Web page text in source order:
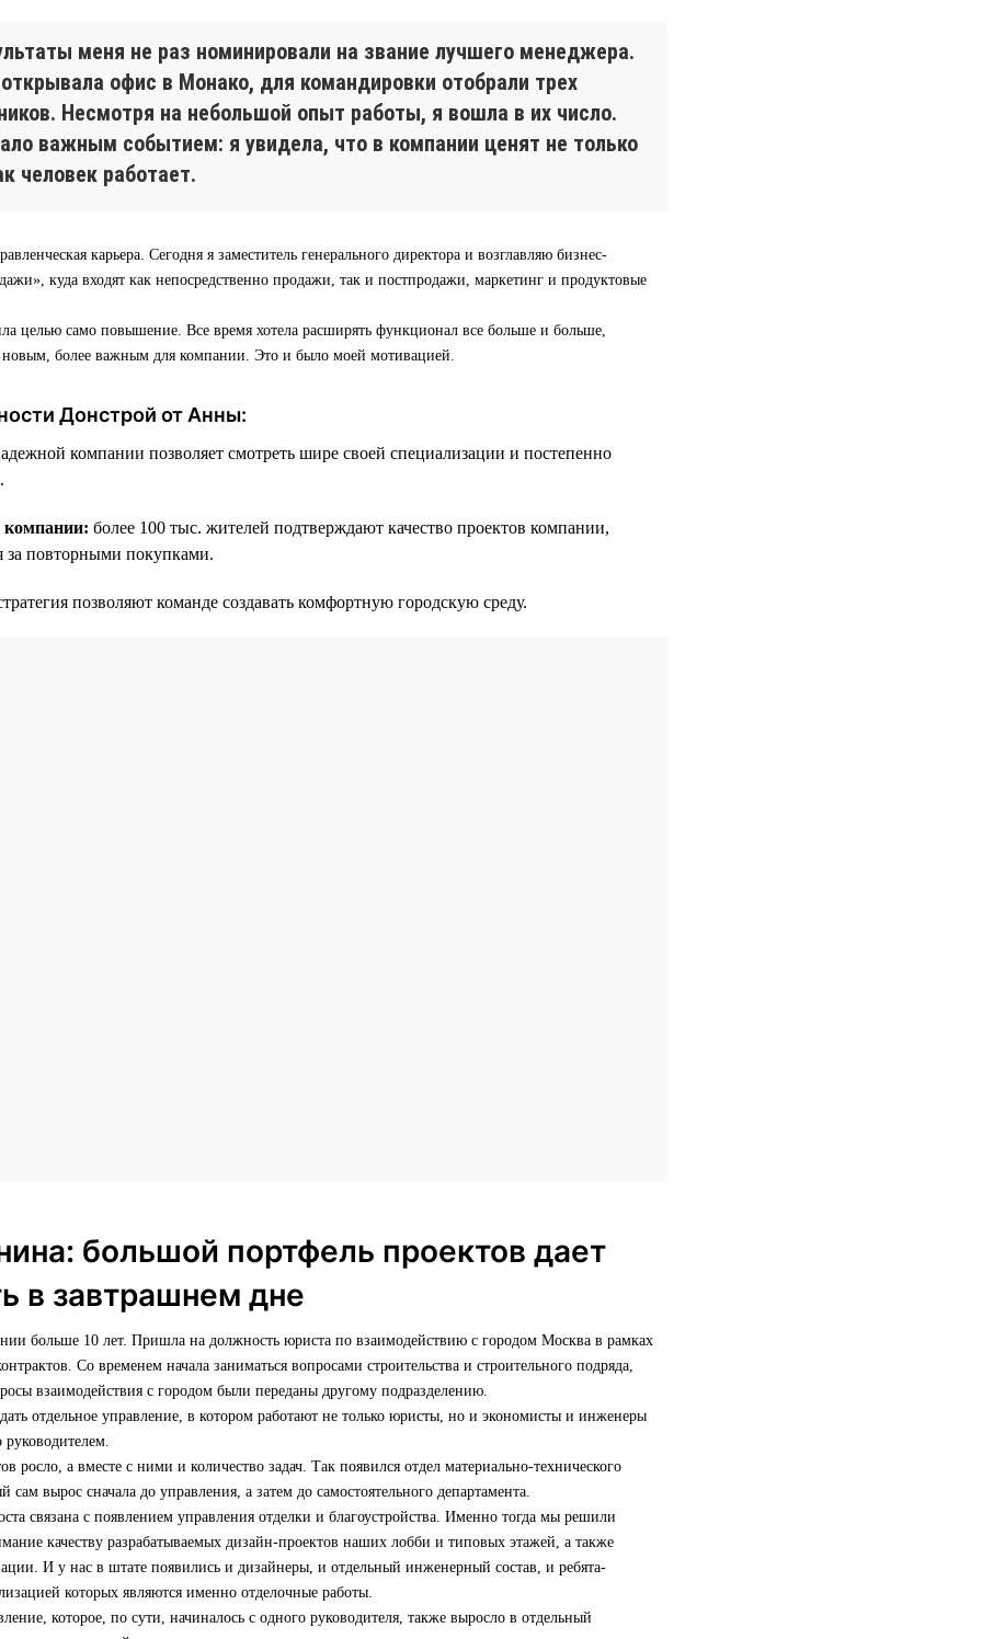
меня не раз номинировали на звание лучшего менеджера.
офис в Монако, для командировки отобрали трех
Несмотря на небольшой опыт работы, я вошла в их число.
важным событием: я увидела, что в компании ценят не только
человек работает.
карьера. Сегодня я заместитель генерального директора и возглавляю бизнес-
куда входят как непосредственно продажи, так и постпродажи, маркетинг и продуктовые
целью само повышение. Все время хотела расширять функционал все больше и больше,
новым, более важным для компании. Это и было моей мотивацией.
Донстрой от Анны:
компании позволяет смотреть шире своей специализации и постепенно
компании: более 100 тыс. жителей подтверждают качество проектов компании,
за повторными покупками.
позволяют команде создавать комфортную городскую среду.
большой портфель проектов дает
в завтрашнем дне
больше 10 лет. Пришла на должность юриста по взаимодействию с городом Москва в рамках
Со временем начала заниматься вопросами строительства и строительного подряда,
взаимодействия с городом были переданы другому подразделению.
отдельное управление, в котором работают не только юристы, но и экономисты и инженеры
росло, а вместе с ними и количество задач. Так появился отдел материально-технического
сам вырос сначала до управления, а затем до самостоятельного департамента.
связана с появлением управления отделки и благоустройства. Именно тогда мы решили
качеству разрабатываемых дизайн-проектов наших лобби и типовых этажей, а также
И у нас в штате появились и дизайнеры, и отдельный инженерный состав, и ребята-
которых являются именно отделочные работы.
которое, по сути, начиналось с одного руководителя, также выросло в отдельный